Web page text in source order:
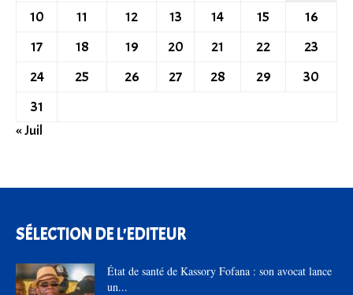
10
11 12 13 14 15
16
17
18 19 20 21 22
23
24
25 26 27 28 29
30
31
« Juil
SÉLECTION DE L'EDITEUR
État de santé de Kassory Fofana : son avocat lance
un...